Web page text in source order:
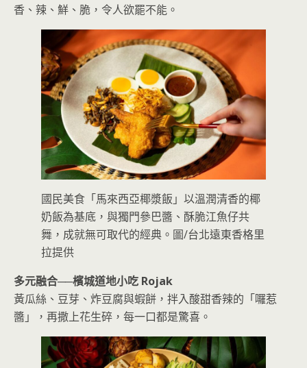
香、辣、鮮、脆，令人欲罷不能。
國民美食「馬來西亞椰漿飯」以溫潤清香的椰
奶飯為基底，與獨門參巴醬、酥脆江魚仔共
舞，成就無可取代的經典。圖/台北遠東香格里
拉提供
多元融合──檳城道地小吃 Rojak
黃瓜絲、豆芽、炸豆腐與蝦餅，拌入酸甜香辣的「囉惹
醬」，再撒上花生碎，每一口都是驚喜。